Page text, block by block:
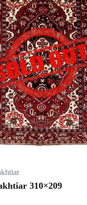
310×209